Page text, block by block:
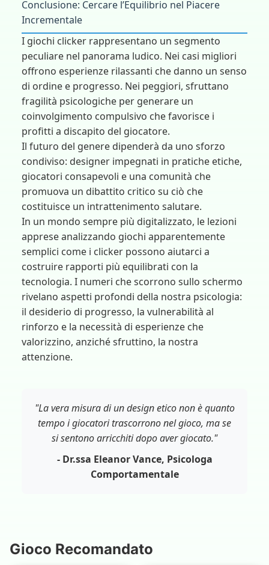
Conclusione: Cercare l’Equilibrio nel Piacere
Incrementale
I giochi clicker rappresentano un segmento
peculiare nel panorama ludico. Nei casi migliori
offrono esperienze rilassanti che danno un senso
di ordine e progresso. Nei peggiori, sfruttano
fragilità psicologiche per generare un
coinvolgimento compulsivo che favorisce i
profitti a discapito del giocatore.
Il futuro del genere dipenderà da uno sforzo
condiviso: designer impegnati in pratiche etiche,
giocatori consapevoli e una comunità che
promuova un dibattito critico su ciò che
costituisce un intrattenimento salutare.
In un mondo sempre più digitalizzato, le lezioni
apprese analizzando giochi apparentemente
semplici come i clicker possono aiutarci a
costruire rapporti più equilibrati con la
tecnologia. I numeri che scorrono sullo schermo
rivelano aspetti profondi della nostra psicologia:
il desiderio di progresso, la vulnerabilità al
rinforzo e la necessità di esperienze che
valorizzino, anziché sfruttino, la nostra
attenzione.
"La vera misura di un design etico non è quanto
tempo i giocatori trascorrono nel gioco, ma se
si sentono arricchiti dopo aver giocato."
- Dr.ssa Eleanor Vance, Psicologa
Comportamentale
Gioco Recomandato